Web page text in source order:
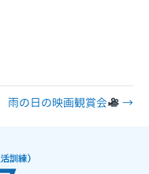
雨の日の映画観賞会 →